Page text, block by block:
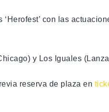
con las
y Los Iguales
reserva de plaza en